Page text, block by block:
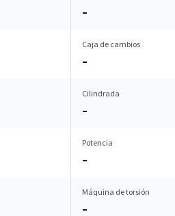
–
Caja de cambios
–
Cilindrada
–
Potencia
–
Máquina de torsión
–